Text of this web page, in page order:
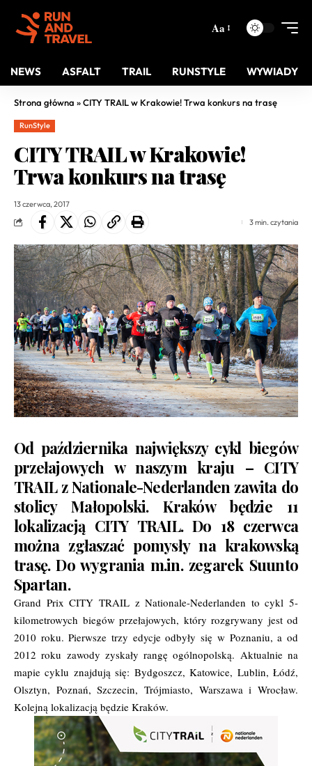
Aa
NEWS ASFALT TRAIL RUNSTYLE WYWIADY
Strona główna »CITY TRAIL w Krakowie! Trwa konkurs na trasę
RunStyle
CITY TRAIL w Krakowie!
Trwa konkurs na trasę
13 czerwca, 2017
3 min. czytania
Od października największy cykl biegów
przełajowych w naszym kraju – CITY
TRAIL z Nationale-Nederlanden zawita do
stolicy Małopolski. Kraków będzie 11
lokalizacją CITY TRAIL. Do 18 czerwca
można zgłaszać pomysły na krakowską
trasę. Do wygrania m.in. zegarek Suunto
Spartan.
Grand Prix CITY TRAIL z Nationale-Nederlanden to cykl 5-
kilometrowych biegów przełajowych, który rozgrywany jest od
2010 roku. Pierwsze trzy edycje odbyły się w Poznaniu, a od
2012 roku zawody zyskały rangę ogólnopolską. Aktualnie na
mapie cyklu znajdują się: Bydgoszcz, Katowice, Lublin, Łódź,
Olsztyn, Poznań, Szczecin, Trójmiasto, Warszawa i Wrocław.
Kolejną lokalizacją będzie Kraków.